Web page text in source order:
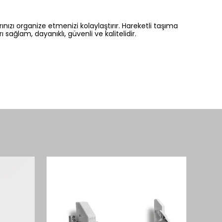
organize etmenizi kolaylaştırır. Hareketli taşıma
sağlam, dayanıklı, güvenli ve kalitelidir.